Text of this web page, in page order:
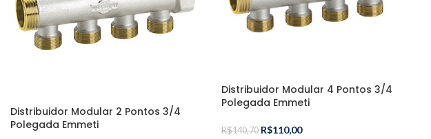
Distribuidor Modular 2 Pontos 3/4
Polegada Emmeti
Distribuidor Modular 4 Pontos 3/4
Polegada Emmeti
R$140,70 R$110,00